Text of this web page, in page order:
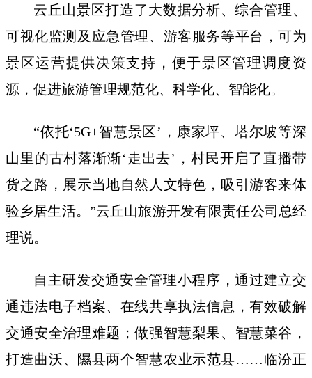
云丘山景区打造了大数据分析、综合管理、
可视化监测及应急管理、游客服务等平台，可为
景区运营提供决策支持，便于景区管理调度资
源，促进旅游管理规范化、科学化、智能化。
“依托‘5G+智慧景区’，康家坪、塔尔坡等深
山里的古村落渐渐‘走出去’，村民开启了直播带
货之路，展示当地自然人文特色，吸引游客来体
验乡居生活。”云丘山旅游开发有限责任公司总经
理说。
自主研发交通安全管理小程序，通过建立交
通违法电子档案、在线共享执法信息，有效破解
交通安全治理难题；做强智慧梨果、智慧菜谷，
打造曲沃、隰县两个智慧农业示范县……临汾正